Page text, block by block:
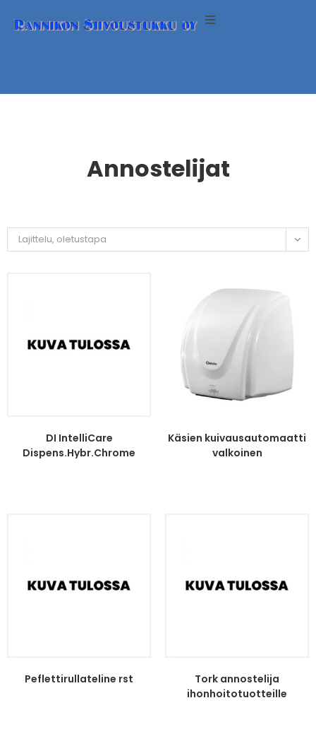
Annostelijat
Lajittelu, oletustapa
DI IntelliCare
Dispens.Hybr.Chrome
Käsien kuivausautomaatti
valkoinen
Peflettirullateline rst
Tork annostelija
ihonhoitotuotteille